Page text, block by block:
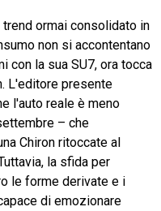
ormai consolidato in
non si accontentano
con la sua SU7, ora tocca
L'editore presente
l'auto reale è meno
– che
Chiron ritoccate al
la sfida per
le forme derivate e i
di emozionare